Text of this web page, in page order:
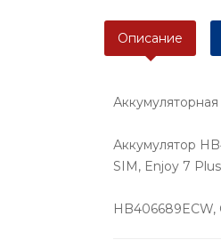
Описание
Аккумулятор
SIM, Enjoy 7
HB406689ECW,